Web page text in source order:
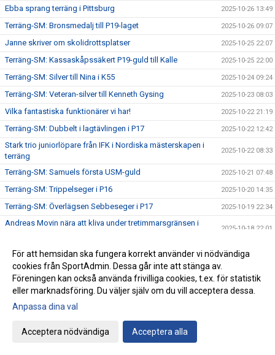
Ebba sprang terräng i Pittsburg 2025-10-26 13:49
Terräng-SM: Bronsmedalj till P19-laget 2025-10-26 09:07
Janne skriver om skolidrottsplatser 2025-10-25 22:07
Terräng-SM: Kassaskåpssäkert P19-guld till Kalle 2025-10-25 22:00
Terräng-SM: Silver till Nina i K55 2025-10-24 09:24
Terräng-SM: Veteran-silver till Kenneth Gysing 2025-10-23 08:03
Vilka fantastiska funktionärer vi har! 2025-10-22 21:19
Terräng-SM: Dubbelt i lagtävlingen i P17 2025-10-22 12:42
Stark trio juniorlöpare från IFK i Nordiska mästerskapen i
terräng
2025-10-22 08:33
Terräng-SM: Samuels första USM-guld 2025-10-21 07:48
Terräng-SM: Trippelseger i P16 2025-10-20 14:35
Terräng-SM: Överlägsen Sebbeseger i P17 2025-10-19 22:34
Andreas Movin nära att kliva under tretimmarsgränsen i
2025-10-18 22:01
Terräng-SM: Nära, nära senior-SM-guld för Kalle 2025-10-18 21:33
Bästa stafettiden på 2000-talet – och det med två IFKare i
laget
2025-10-17 18:12
Trippelpers av Anton i vår kastmångkamp 2025-10-16 14:32
Ebba 19:02 i 5 km-loppet i Fort Worth i Texas
Lidingö trea i Klubbkampen
Årets medlemsdag genomförd Lördagen den 11:e oktober
För att hemsidan ska fungera korrekt använder vi nödvändiga
cookies från SportAdmin. Dessa går inte att stänga av.
Föreningen kan också använda frivilliga cookies, t.ex. för statistik
eller marknadsföring. Du väljer själv om du vill acceptera dessa.
Anpassa dina val
Acceptera nödvändiga Acceptera alla